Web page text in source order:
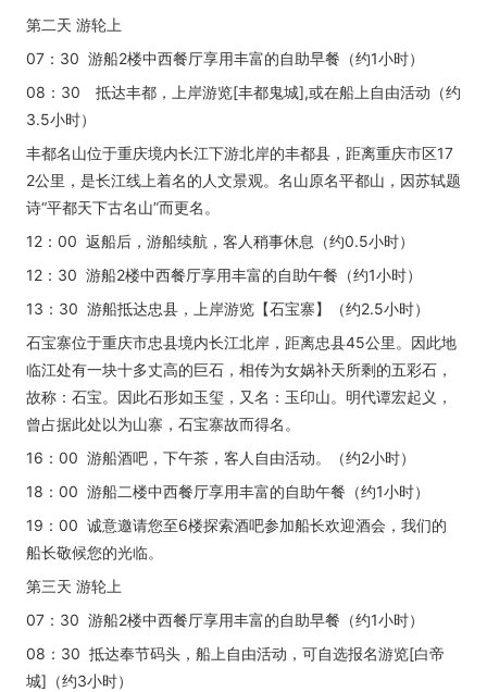
第二天 游轮上
07：30 游船2楼中西餐厅享用丰富的自助早餐（约1小时）
08：30 抵达丰都，上岸游览[丰都鬼城],或在船上自由活动（约
3.5小时）
丰都名山位于重庆境内长江下游北岸的丰都县，距离重庆市区17
2公里，是长江线上着名的人文景观。名山原名平都山，因苏轼题
诗“平都天下古名山”而更名。
12：00 返船后，游船续航，客人稍事休息（约0.5小时）
12：30 游船2楼中西餐厅享用丰富的自助午餐（约1小时）
13：30 游船抵达忠县，上岸游览【石宝寨】（约2.5小时）
石宝寨位于重庆市忠县境内长江北岸，距离忠县45公里。因此地
临江处有一块十多丈高的巨石，相传为女娲补天所剩的五彩石，
故称：石宝。因此石形如玉玺，又名：玉印山。明代谭宏起义，
曾占据此处以为山寨，石宝寨故而得名。
16：00 游船酒吧，下午茶，客人自由活动。（约2小时）
18：00 游船二楼中西餐厅享用丰富的自助午餐（约1小时）
19：00 诚意邀请您至6楼探索酒吧参加船长欢迎酒会，我们的
船长敬候您的光临。
第三天 游轮上
07：30 游船2楼中西餐厅享用丰富的自助早餐（约1小时）
08：30 抵达奉节码头，船上自由活动，可自选报名游览[白帝
城]（约3小时）